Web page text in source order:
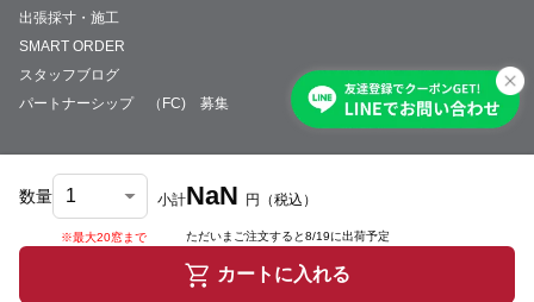
数量
※最大20窓まで
小計NaN 円 （税込）
ただいまご注文すると8/19に出荷予定
カートに入れる
出張採寸・施工
SMART ORDER
スタッフブログ
パートナーシップ （FC) 募集
会社概要 採用情報特定商取引法について
© JUST CURTAIN